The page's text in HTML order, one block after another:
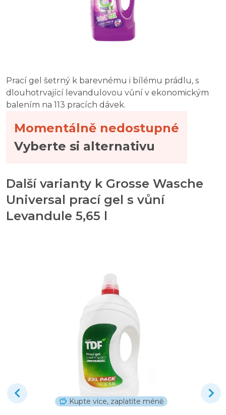
Waschkönig Universal prací gel 3,305 l
Waschkönig universal Levandule prací gel 5 l
Gallus Professional 4v1 - universal prací prášek 6,05 kg
Prací gel šetrný k barevnému i bílému prádlu, s
dlouhotrvající levandulovou vůní v ekonomickým
balením na 113 pracích dávek.
Momentálně nedostupné
Vyberte si alternativu
Další varianty k Grosse Wasche
Universal prací gel s vůní
Levandule 5,65 l
Kupte více, zaplatíte méně